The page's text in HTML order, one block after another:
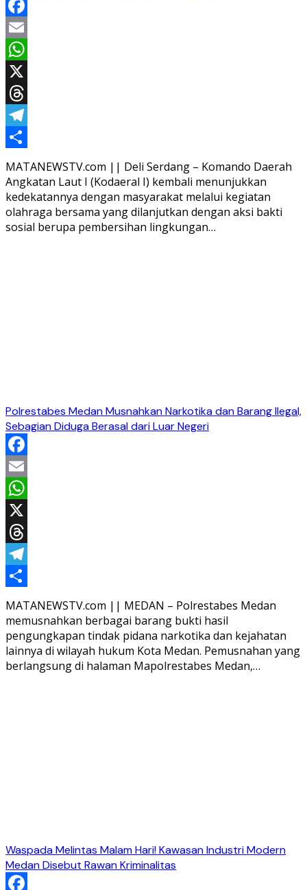
Facebook
Email
WhatsApp
X
Threads
Telegram
Share
MATANEWSTV.com || Deli Serdang – Komando Daerah
Angkatan Laut I (Kodaeral I) kembali menunjukkan
kedekatannya dengan masyarakat melalui kegiatan
olahraga bersama yang dilanjutkan dengan aksi bakti
sosial berupa pembersihan lingkungan…
Polrestabes Medan Musnahkan Narkotika dan Barang Ilegal,
Sebagian Diduga Berasal dari Luar Negeri
Facebook
Email
WhatsApp
X
Threads
Telegram
Share
MATANEWSTV.com || MEDAN – Polrestabes Medan
memusnahkan berbagai barang bukti hasil
pengungkapan tindak pidana narkotika dan kejahatan
lainnya di wilayah hukum Kota Medan. Pemusnahan yang
berlangsung di halaman Mapolrestabes Medan,…
Waspada Melintas Malam Hari! Kawasan Industri Modern
Medan Disebut Rawan Kriminalitas